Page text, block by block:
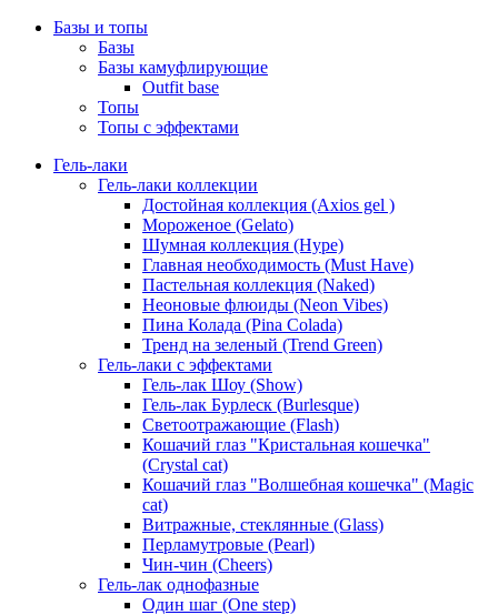
Базы и топы
Базы
Базы камуфлирующие
Outfit base
Топы
Топы с эффектами
Гель-лаки
Гель-лаки коллекции
Достойная коллекция (Axios gel )
Мороженое (Gelato)
Шумная коллекция (Hype)
Главная необходимость (Must Have)
Пастельная коллекция (Naked)
Неоновые флюиды (Neon Vibes)
Пина Колада (Pina Colada)
Тренд на зеленый (Trend Green)
Гель-лаки с эффектами
Гель-лак Шоу (Show)
Гель-лак Бурлеск (Burlesque)
Светоотражающие (Flash)
Кошачий глаз "Кристальная кошечка"
(Crystal cat)
Кошачий глаз "Волшебная кошечка" (Magic
cat)
Витражные, стеклянные (Glass)
Перламутровые (Pearl)
Чин-чин (Cheers)
Гель-лак однофазные
Один шаг (One step)